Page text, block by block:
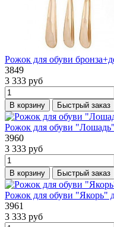
Рожок для обуви
3849
3 333 руб
В корзину Быстрый заказ
Рожок для обуви
3960
3 333 руб
В корзину Быстрый заказ
Рожок для обуви "Якорь"
3961
3 333 руб